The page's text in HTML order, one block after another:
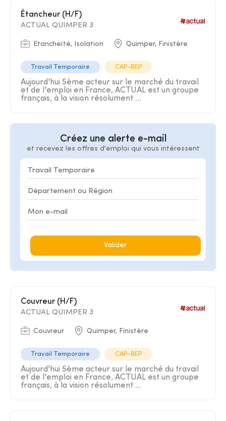
Étancheur (H/F)
ACTUAL QUIMPER 3
Etancheïté, Isolation Quimper, Finistère
Travail Temporaire CAP-BEP
Aujourd'hui 5ème acteur sur le marché du travail
et de l'emploi en France, ACTUAL est un groupe
français, à la vision résolument ...
Créez une alerte e-mail
et recevez les offres d'emploi qui vous intéressent
Valider
Couvreur (H/F)
ACTUAL QUIMPER 3
Couvreur Quimper, Finistère
Travail Temporaire CAP-BEP
Aujourd'hui 5ème acteur sur le marché du travail
et de l'emploi en France, ACTUAL est un groupe
français, à la vision résolument ...